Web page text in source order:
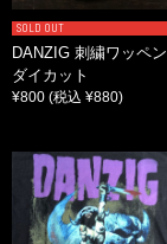
SOLD OUT
DANZIG 刺繍ワッペン
ダイカット
¥800 (税込 ¥880)